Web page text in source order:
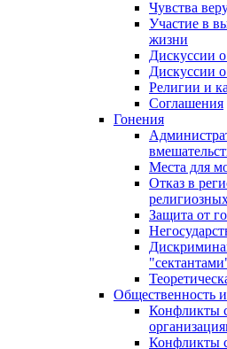
Чувства
Участие в
жизни
Дискуссии
Дискуссии
Религии и
Соглашения
Гонения
Места для
Отказ в
Защита от
Общественность
Конфликты
Конфликты